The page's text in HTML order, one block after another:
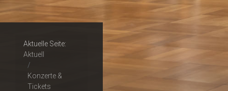
Aktuelle Seite:
Aktuell
Konzerte &
Tickets